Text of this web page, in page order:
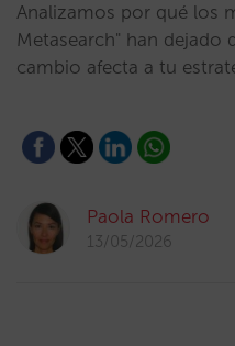
Analizamos por qué los
Metasearch" han dejado
cambio afecta a tu
Paola Romero
13/05/2026